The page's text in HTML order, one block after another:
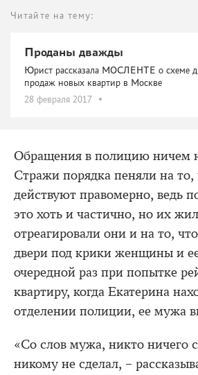
Читайте на тему:
Проданы дважды
Юрист рассказала МОСЛЕНТЕ о схеме
продаж новых квартир в Москве
28 февраля 2017
Обращения в полицию ничем
Стражи порядка пеняли на то,
действуют правомерно, ведь
это хоть и частично, но их
отреагировали они и на то,
двери под крики женщины и
очередной раз при попытке
квартиру, когда Екатерина
отделении полиции, ее мужа
«Со слов мужа, никто ничего
никому не сделал, –